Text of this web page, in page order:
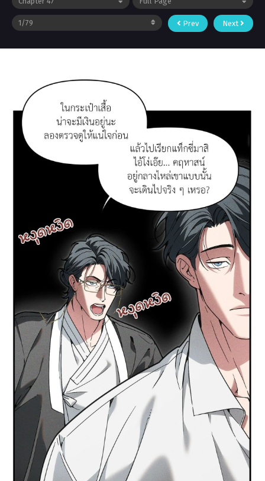
Prev Next